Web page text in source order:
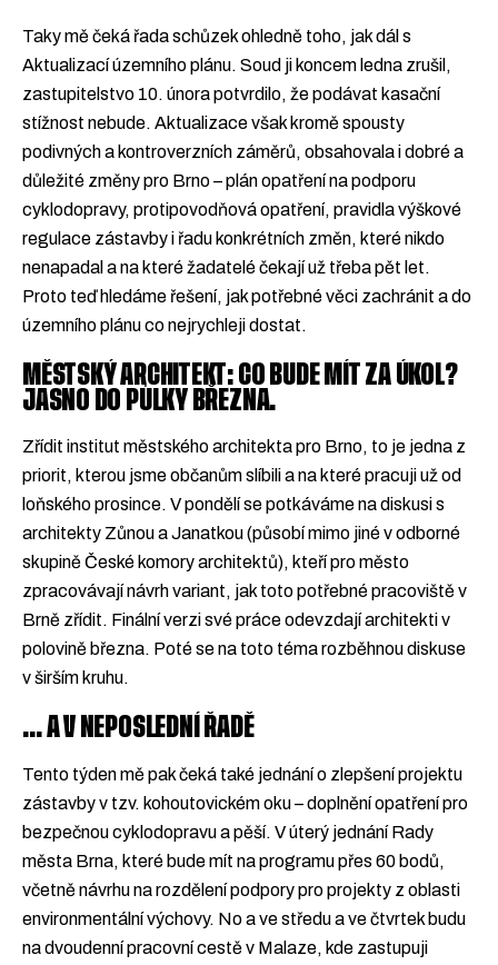
Taky mě čeká řada schůzek ohledně toho, jak dál s
Aktualizací územního plánu. Soud ji koncem ledna zrušil,
zastupitelstvo 10. února potvrdilo, že podávat kasační
stížnost nebude. Aktualizace však kromě spousty
podivných a kontroverzních záměrů, obsahovala i dobré a
důležité změny pro Brno – plán opatření na podporu
cyklodopravy, protipovodňová opatření, pravidla výškové
regulace zástavby i řadu konkrétních změn, které nikdo
nenapadal a na které žadatelé čekají už třeba pět let.
Proto teď hledáme řešení, jak potřebné věci zachránit a do
územního plánu co nejrychleji dostat.
MĚSTSKÝ ARCHITEKT: CO BUDE MÍT ZA ÚKOL?
JASNO DO PŮLKY BŘEZNA.
Zřídit institut městského architekta pro Brno, to je jedna z
priorit, kterou jsme občanům slíbili a na které pracuji už od
loňského prosince. V pondělí se potkáváme na diskusi s
architekty Zůnou a Janatkou (působí mimo jiné v odborné
skupině České komory architektů), kteří pro město
zpracovávají návrh variant, jak toto potřebné pracoviště v
Brně zřídit. Finální verzi své práce odevzdají architekti v
polovině března. Poté se na toto téma rozběhnou diskuse
v širším kruhu.
… A V NEPOSLEDNÍ ŘADĚ
Tento týden mě pak čeká také jednání o zlepšení projektu
zástavby v tzv. kohoutovickém oku – doplnění opatření pro
bezpečnou cyklodopravu a pěší. V úterý jednání Rady
města Brna, které bude mít na programu přes 60 bodů,
včetně návrhu na rozdělení podpory pro projekty z oblasti
environmentální výchovy. No a ve středu a ve čtvrtek budu
na dvoudenní pracovní cestě v Malaze, kde zastupuji